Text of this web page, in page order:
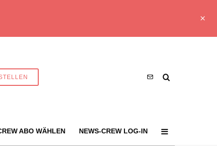
ABO WÄHLEN NEWS-CREW LOG-IN